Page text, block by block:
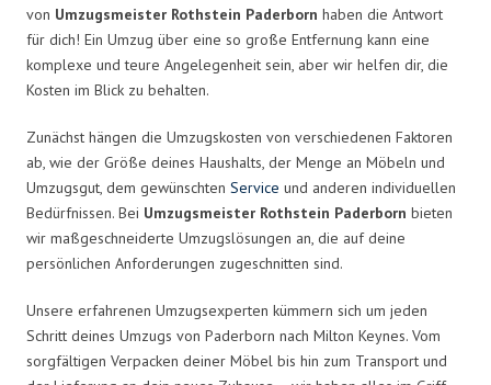
von Umzugsmeister Rothstein Paderborn haben die Antwort
für dich! Ein Umzug über eine so große Entfernung kann eine
komplexe und teure Angelegenheit sein, aber wir helfen dir, die
Kosten im Blick zu behalten.
Zunächst hängen die Umzugskosten von verschiedenen Faktoren
ab, wie der Größe deines Haushalts, der Menge an Möbeln und
Umzugsgut, dem gewünschten Service und anderen individuellen
Bedürfnissen. Bei Umzugsmeister Rothstein Paderborn bieten
wir maßgeschneiderte Umzugslösungen an, die auf deine
persönlichen Anforderungen zugeschnitten sind.
Unsere erfahrenen Umzugsexperten kümmern sich um jeden
Schritt deines Umzugs von Paderborn nach Milton Keynes. Vom
sorgfältigen Verpacken deiner Möbel bis hin zum Transport und